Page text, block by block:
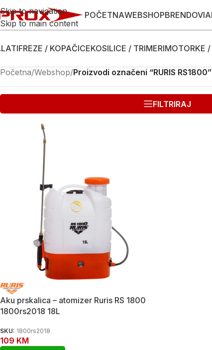
Skip to navigation
Skip to main content
POČETNAWEBSHOPBRENDOVI
FREZE / KOPAČICEKOSILICE / TRIMERIMOTORKE
Početna/Webshop/Proizvodi označeni “RURIS RS1800”
FILTRIRAJ
Aku prskalica – atomizer Ruris RS 1800
1800rs2018 18L
SKU: 1800rs2018
109 KM